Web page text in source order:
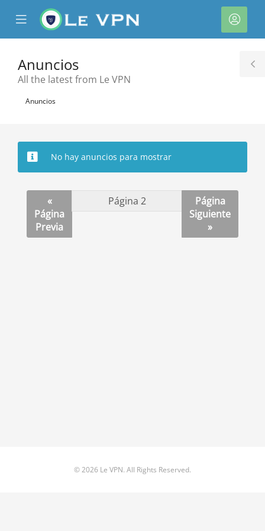
Mobile
Menu
Anuncios
All the latest from Le VPN
Anuncios
No hay anuncios para mostrar
«
Página
Previa
Página
Siguiente
»
© 2026 Le VPN. All Rights Reserved.